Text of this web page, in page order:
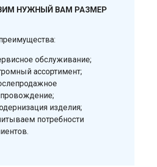
НУЖНЫЙ ВАМ РАЗМЕР
обслуживание;
ассортимент;
изделия;
потребности